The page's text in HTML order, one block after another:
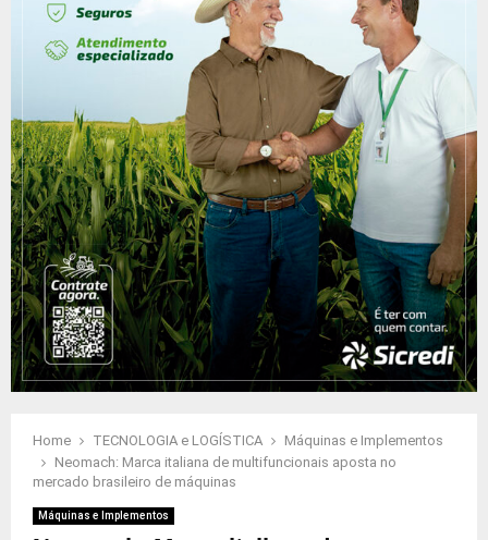
Home TECNOLOGIA e LOGÍSTICA
Máquinas e Implementos
Neomach: Marca italiana de multifuncionais aposta no
mercado brasileiro de máquinas
Máquinas e Implementos